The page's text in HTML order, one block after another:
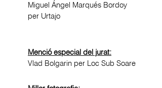
Miguel Ángel Marqués Bordoy
per Urtajo
Menció especial del jurat:
Vlad Bolgarin per Loc Sub Soare